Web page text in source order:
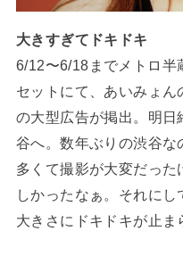
大きすぎてドキドキ
6/12〜6/18までメトロ半
セットにて、あいみょん
の大型広告が掲出。明
谷へ。数年ぶりの渋谷
多くて撮影が大変だっ
しかったなぁ。それに
大きさにドキドキが止ま